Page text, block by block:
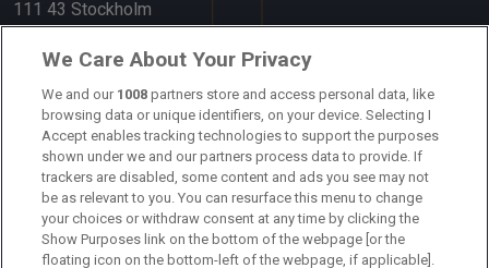
111 43 Stockholm
Länkar
Om oss
Kontakta oss
Kundtjänst
Sponsor: Rekatochklart
We Care About Your Privacy
We and our 1008 partners store and access personal data, like
browsing data or unique identifiers, on your device. Selecting I
Accept enables tracking technologies to support the purposes
shown under we and our partners process data to provide. If
trackers are disabled, some content and ads you see may not
be as relevant to you. You can resurface this menu to change
your choices or withdraw consent at any time by clicking the
Show Purposes link on the bottom of the webpage [or the
floating icon on the bottom-left of the webpage, if applicable].